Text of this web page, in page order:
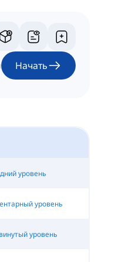
Начать
уровень
уровень
уровень